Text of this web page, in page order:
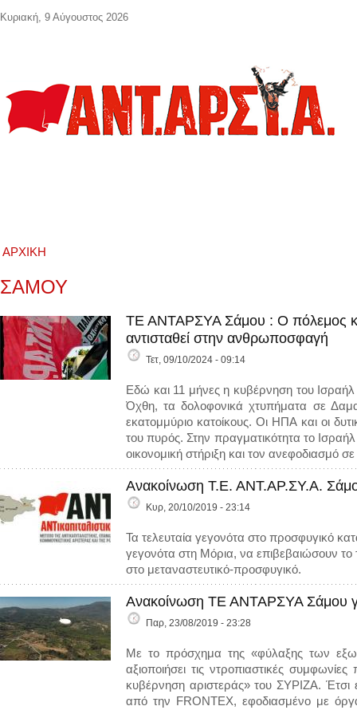
ΑΡΧΙΚΉ
ΣΑΜΟΥ
ΤΕ ΑΝΤΑΡΣΥΑ Σάμου : Ο πόλεμος
αντισταθεί στην ανθρωποσφαγή
Τετ, 09/10/2024 - 09:14
Εδώ και 11 μήνες η κυβέρνηση του Ισραήλ
Όχθη, τα δολοφονικά χτυπήματα σε
εκατομμύριο κατοίκους. Οι ΗΠΑ και οι
του πυρός. Στην πραγματικότητα το Ισραήλ
οικονομική στήριξη και τον ανεφοδιασμό
Ανακοίνωση Τ.Ε. ΑΝΤ.ΑΡ.ΣΥ.Α.
Κυρ, 20/10/2019 - 23:14
Τα τελευταία γεγονότα στο προσφυγικό
γεγονότα στη Μόρια, να επιβεβαιώσουν το
στο μεταναστευτικό-προσφυγικό.
Ανακοίνωση ΤΕ ΑΝΤΑΡΣΥΑ Σάμου
Παρ, 23/08/2019 - 23:28
Με το πρόσχημα της «φύλαξης των
αξιοποιήσει τις ντροπιαστικές
κυβέρνηση αριστεράς» του ΣΥΡΙΖΑ. Έτσι
από την FRONTEX, εφοδιασμένο με
Κυριακή, 9 Αύγουστος 2026